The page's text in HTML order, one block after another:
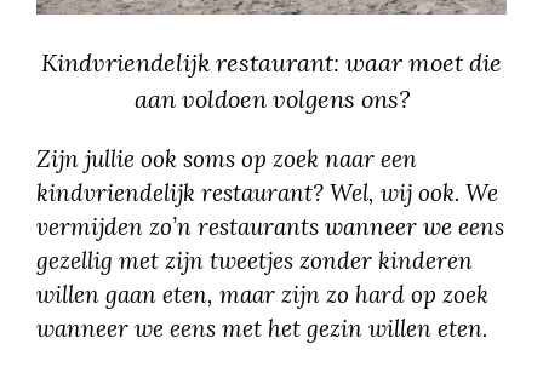
Kindvriendelijk restaurant: waar moet die
aan voldoen volgens ons?
Zijn jullie ook soms op zoek naar een
kindvriendelijk restaurant? Wel, wij ook. We
vermijden zo’n restaurants wanneer we eens
gezellig met zijn tweetjes zonder kinderen
willen gaan eten, maar zijn zo hard op zoek
wanneer we eens met het gezin willen eten.